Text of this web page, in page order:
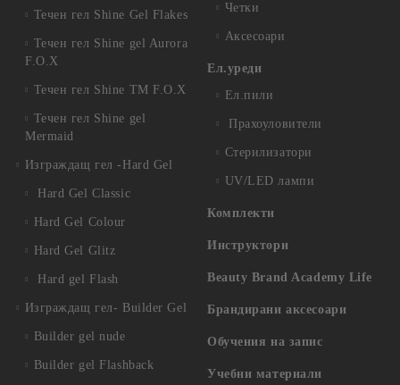
Течен гел Shine Gel Flakes
Течен гел Shine gel Aurora
F.O.X
Течен гел Shine TM F.O.X
Течен гел Shine gel
Mermaid
Изграждащ гел -Hard Gel
Hard Gel Classic
Hard Gel Colour
Hard Gel Glitz
Hard gel Flash
Изграждащ гел- Builder Gel
Builder gel nude
Builder gel Flashback
Четки
Аксесоари
Ел.уреди
Ел.пили
Прахоуловители
Стерилизатори
UV/LED лампи
Комплекти
Инструктори
Beauty Brand Academy Life
Брандирани аксесоари
Обучения на запис
Учебни материали